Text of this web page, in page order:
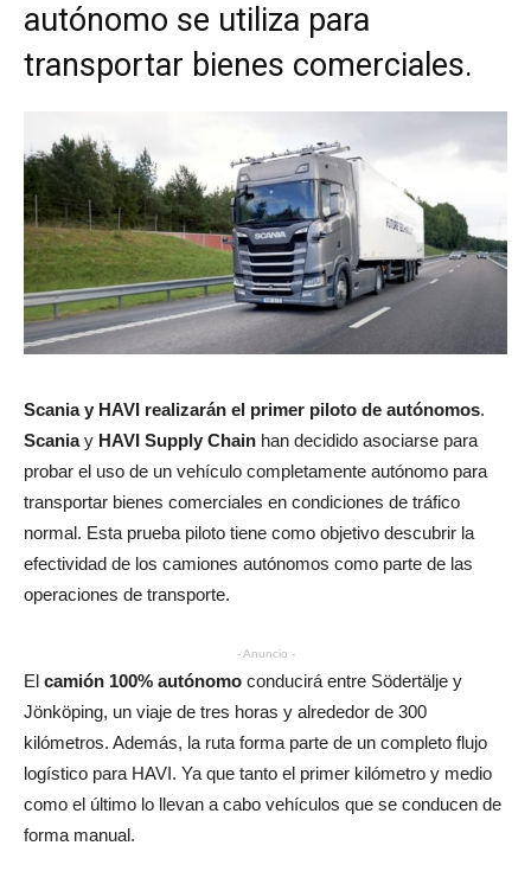
autónomo se utiliza para
transportar bienes comerciales.
Scania y HAVI realizarán el primer piloto de autónomos.
Scaniay HAVI Supply Chain han decidido asociarse para
probar el uso de un vehículo completamente autónomo para
transportar bienes comerciales en condiciones de tráfico
normal. Esta prueba piloto tiene como objetivo descubrir la
efectividad de los camiones autónomos como parte de las
operaciones de transporte.
- Anuncio -
El camión 100% autónomo conducirá entre Södertälje y
Jönköping, un viaje de tres horas y alrededor de 300
kilómetros. Además, la ruta forma parte de un completo flujo
logístico para HAVI. Ya que tanto el primer kilómetro y medio
como el último lo llevan a cabo vehículos que se conducen de
forma manual.